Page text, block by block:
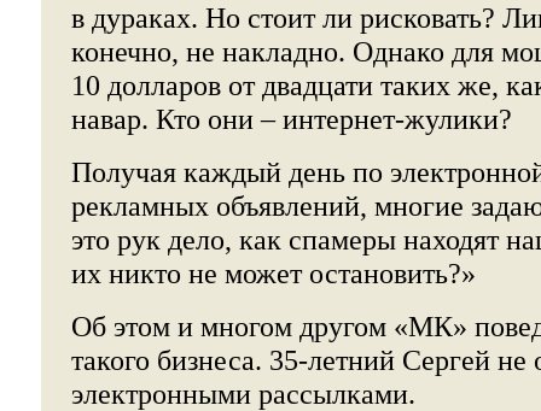
в дураках. Но стоит ли рисковать?
конечно, не накладно. Однако для
10 долларов от двадцати таких же,
навар. Кто они – интернет-жулики?
Получая каждый день по
рекламных объявлений, многие
это рук дело, как спамеры находят
их никто не может остановить?»
Об этом и многом другом «МК»
такого бизнеса. 35-летний Сергей не
электронными рассылками.